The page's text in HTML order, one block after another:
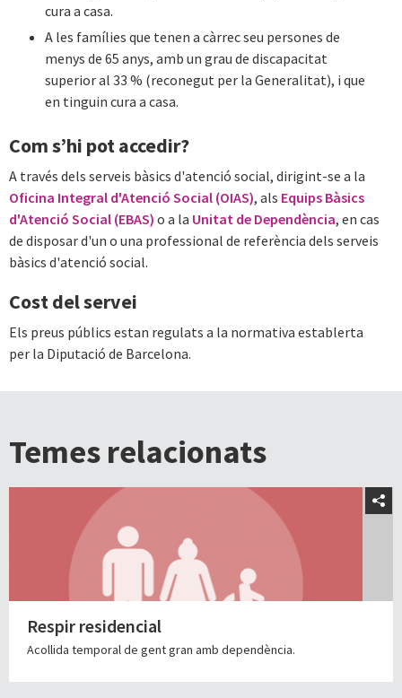
cura a casa.
A les famílies que tenen a càrrec seu persones de
menys de 65 anys, amb un grau de discapacitat
superior al 33 % (reconegut per la Generalitat), i que
en tinguin cura a casa.
Com s’hi pot accedir?
A través dels serveis bàsics d'atenció social, dirigint-se a la
Oficina Integral d'Atenció Social (OIAS), als Equips Bàsics
d'Atenció Social (EBAS) o a la Unitat de Dependència, en cas
de disposar d'un o una professional de referència dels serveis
bàsics d'atenció social.
Cost del servei
Els preus públics estan regulats a la normativa establerta
per la Diputació de Barcelona.
Temes relacionats
Respir residencial
Acollida temporal de gent gran amb dependència.